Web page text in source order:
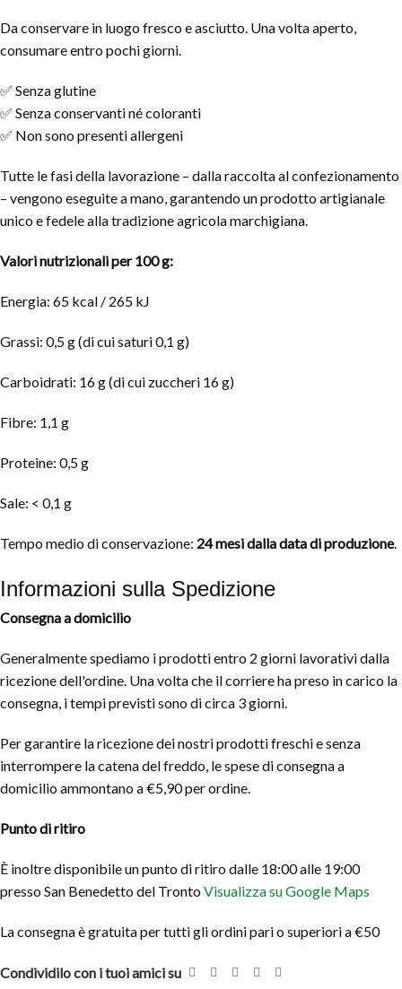
Da conservare in luogo fresco e asciutto. Una volta aperto,
consumare entro pochi giorni.
✅ Senza glutine
✅ Senza conservanti né coloranti
✅ Non sono presenti allergeni
Tutte le fasi della lavorazione – dalla raccolta al confezionamento
– vengono eseguite a mano, garantendo un prodotto artigianale
unico e fedele alla tradizione agricola marchigiana.
Valori nutrizionali per 100 g:
Energia: 65 kcal / 265 kJ
Grassi: 0,5 g (di cui saturi 0,1 g)
Carboidrati: 16 g (di cui zuccheri 16 g)
Fibre: 1,1 g
Proteine: 0,5 g
Sale: < 0,1 g
Tempo medio di conservazione: 24 mesi dalla data di produzione.
Informazioni sulla Spedizione
Consegna a domicilio
Generalmente spediamo i prodotti entro 2 giorni lavorativi dalla
ricezione dell'ordine. Una volta che il corriere ha preso in carico la
consegna, i tempi previsti sono di circa 3 giorni.
Per garantire la ricezione dei nostri prodotti freschi e senza
interrompere la catena del freddo, le spese di consegna a
domicilio ammontano a €5,90 per ordine.
Punto di ritiro
È inoltre disponibile un punto di ritiro dalle 18:00 alle 19:00
presso San Benedetto del TrontoVisualizza su Google Maps
La consegna è gratuita per tutti gli ordini pari o superiori a €50
Condividilo con i tuoi amici su